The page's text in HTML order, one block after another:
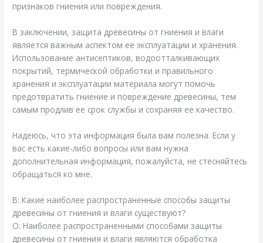
признаков гниения или повреждения.
В заключении, защита древесины от гниения и влаги
является важным аспектом ее эксплуатации и хранения.
Использование антисептиков, водоотталкивающих
покрытий, термической обработки и правильного
хранения и эксплуатации материала могут помочь
предотвратить гниение и повреждение древесины, тем
самым продлив ее срок службы и сохраняя ее качество.
Надеюсь, что эта информация была вам полезна. Если у
вас есть какие-либо вопросы или вам нужна
дополнительная информация, пожалуйста, не стесняйтесь
обращаться ко мне.
В: Какие наиболее распространенные способы защиты
древесины от гниения и влаги существуют?
О: Наиболее распространенными способами защиты
древесины от гниения и влаги являются обработка